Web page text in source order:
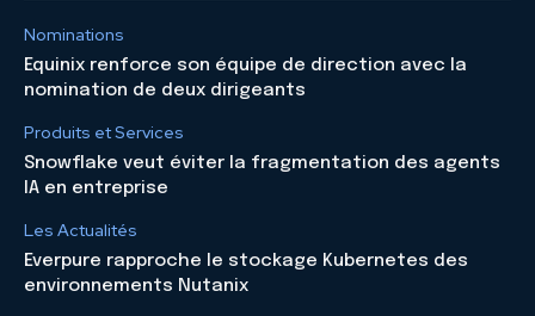
Nominations
Equinix renforce son équipe de direction avec la
nomination de deux dirigeants
Produits et Services
Snowflake veut éviter la fragmentation des agents
IA en entreprise
Les Actualités
Everpure rapproche le stockage Kubernetes des
environnements Nutanix